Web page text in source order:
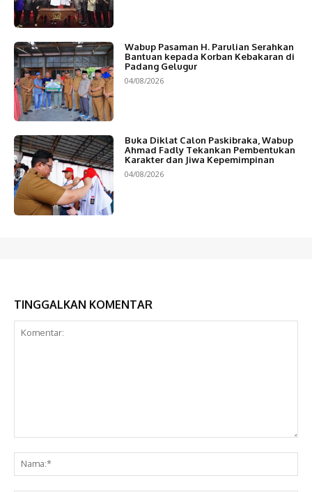
Wabup Pasaman H. Parulian Serahkan
Bantuan kepada Korban Kebakaran di
Padang Gelugur
04/08/2026
Buka Diklat Calon Paskibraka, Wabup
Ahmad Fadly Tekankan Pembentukan
Karakter dan Jiwa Kepemimpinan
04/08/2026
TINGGALKAN KOMENTAR